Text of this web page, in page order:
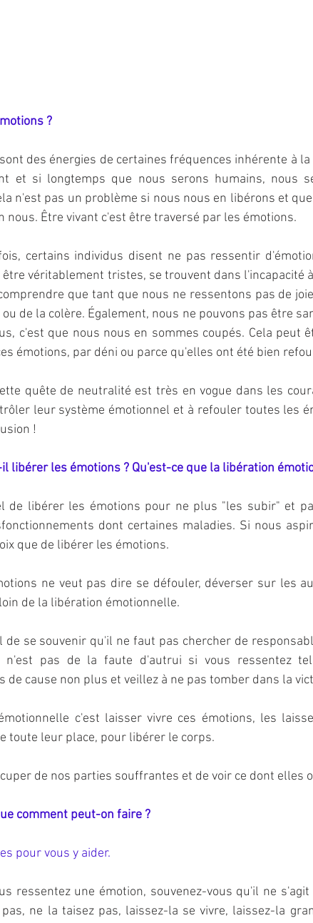
?
des énergies de certaines fréquences inhérente à
et si longtemps que nous serons humains, nous
n'est pas un problème si nous nous en libérons et
nous. Être vivant c'est être traversé par les émotions.
certains individus disent ne pas ressentir
être véritablement tristes, se trouvent dans l'incapacité
que tant que nous ne ressentons pas de
de la colère. Également, nous ne pouvons pas être
c'est que nous nous en sommes coupés. Cela peut
émotions, par déni ou parce qu'elles ont été bien
quête de neutralité est très en vogue dans les
leur système émotionnel et à refouler toutes les
!
libérer les émotions ? Qu'est-ce que la libération
de libérer les émotions pour ne plus "les subir" et
dont certaines maladies. Si nous
que de libérer les émotions.
ne veut pas dire se défouler, déverser sur les
de la libération émotionnelle.
de se souvenir qu'il ne faut pas chercher de
n'est pas de la faute d'autrui si vous ressentez
de cause non plus et veillez à ne pas tomber dans la
c'est laisser vivre ces émotions, les
toute leur place, pour libérer le corps.
de nos parties souffrantes et de voir ce dont elles
comment peut-on faire ?
pour vous y aider.
ressentez une émotion, souvenez-vous qu'il ne
ne la taisez pas, laissez-la se vivre, laissez-la